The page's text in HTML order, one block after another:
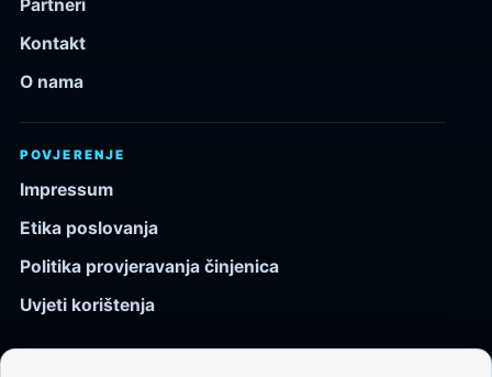
Partneri
Kontakt
O nama
POVJERENJE
Impressum
Etika poslovanja
Politika provjeravanja činjenica
Uvjeti korištenja